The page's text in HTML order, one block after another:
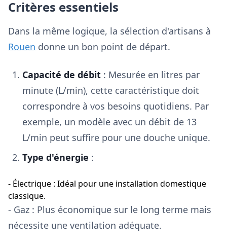
Critères essentiels
Dans la même logique, la sélection d'artisans à
Rouen donne un bon point de départ.
Capacité de débit : Mesurée en litres par
minute (L/min), cette caractéristique doit
correspondre à vos besoins quotidiens. Par
exemple, un modèle avec un débit de 13
L/min peut suffire pour une douche unique.
Type d'énergie :
- Électrique : Idéal pour une installation domestique
classique.
- Gaz : Plus économique sur le long terme mais
nécessite une ventilation adéquate.